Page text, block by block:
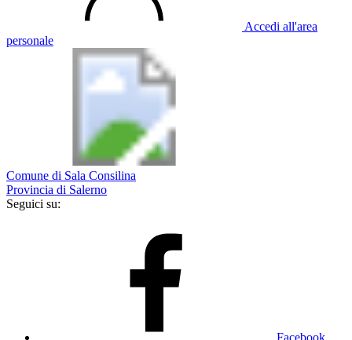
Accedi all'area
personale
Comune di Sala Consilina
Provincia di Salerno
Seguici su:
Facebook